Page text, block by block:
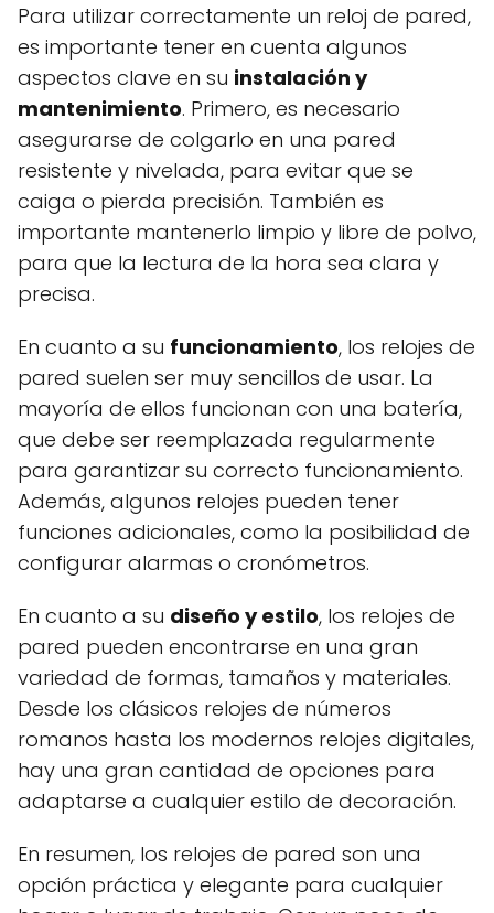
Para utilizar correctamente un reloj de pared,
es importante tener en cuenta algunos
aspectos clave en su instalación y
mantenimiento. Primero, es necesario
asegurarse de colgarlo en una pared
resistente y nivelada, para evitar que se
caiga o pierda precisión. También es
importante mantenerlo limpio y libre de polvo,
para que la lectura de la hora sea clara y
precisa.
En cuanto a su funcionamiento, los relojes de
pared suelen ser muy sencillos de usar. La
mayoría de ellos funcionan con una batería,
que debe ser reemplazada regularmente
para garantizar su correcto funcionamiento.
Además, algunos relojes pueden tener
funciones adicionales, como la posibilidad de
configurar alarmas o cronómetros.
En cuanto a su diseño y estilo, los relojes de
pared pueden encontrarse en una gran
variedad de formas, tamaños y materiales.
Desde los clásicos relojes de números
romanos hasta los modernos relojes digitales,
hay una gran cantidad de opciones para
adaptarse a cualquier estilo de decoración.
En resumen, los relojes de pared son una
opción práctica y elegante para cualquier